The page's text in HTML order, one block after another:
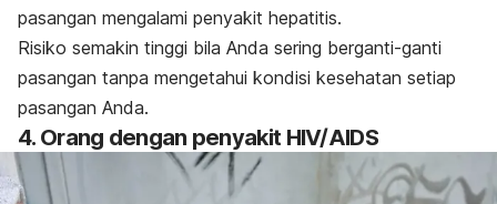
pasangan mengalami penyakit hepatitis.
Risiko semakin tinggi bila Anda sering berganti-ganti
pasangan tanpa mengetahui kondisi kesehatan setiap
pasangan Anda.
4. Orang dengan penyakit HIV/AIDS